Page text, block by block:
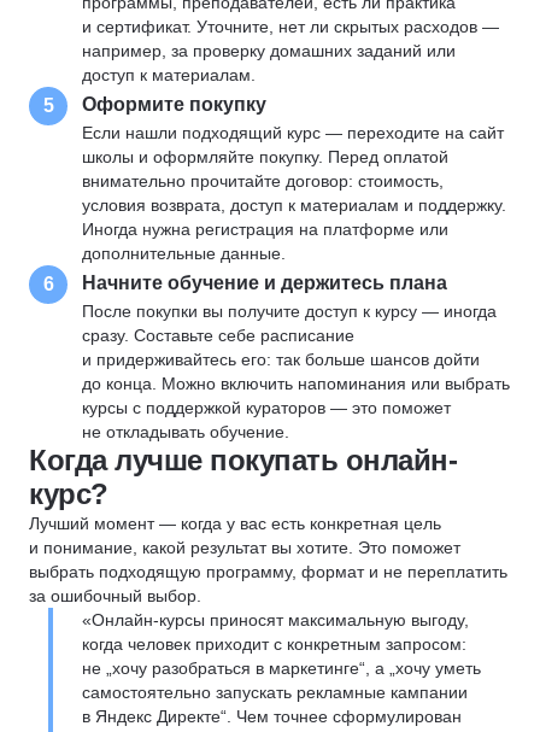
и сертификат. Уточните, нет ли скрытых расходов —
например, за проверку домашних заданий или
доступ к материалам.
5 Оформите покупку
Если нашли подходящий курс — переходите на сайт
школы и оформляйте покупку. Перед оплатой
внимательно прочитайте договор: стоимость,
условия возврата, доступ к материалам и поддержку.
Иногда нужна регистрация на платформе или
дополнительные данные.
6 Начните обучение и держитесь плана
После покупки вы получите доступ к курсу — иногда
сразу. Составьте себе расписание
и придерживайтесь его: так больше шансов дойти
до конца. Можно включить напоминания или выбрать
курсы с поддержкой кураторов — это поможет
не откладывать обучение.
Когда лучше покупать онлайн-
курс?
Лучший момент — когда у вас есть конкретная цель
и понимание, какой результат вы хотите. Это поможет
выбрать подходящую программу, формат и не переплатить
за ошибочный выбор.
«Онлайн-курсы приносят максимальную выгоду,
когда человек приходит с конкретным запросом:
не „хочу разобраться в маркетинге“, а „хочу уметь
самостоятельно запускать рекламные кампании
в Яндекс Директе“. Чем точнее сформулирован